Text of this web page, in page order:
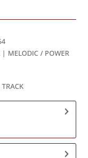
| MELODIC / POWER